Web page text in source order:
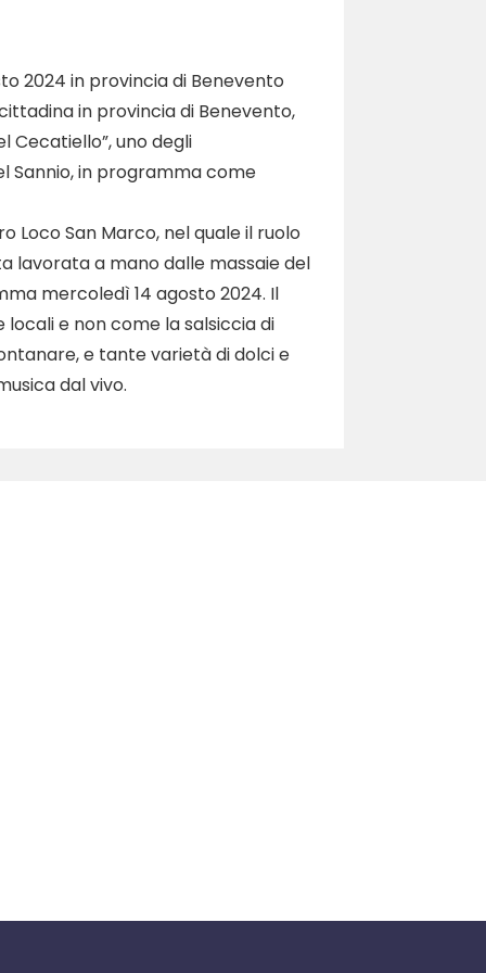
2024 in provincia di Benevento
in provincia di Benevento,
Cecatiello”, uno degli
Sannio, in programma come
Loco San Marco, nel quale il ruolo
lavorata a mano dalle massaie del
mercoledì 14 agosto 2024. Il
e non come la salsiccia di
e tante varietà di dolci e
dal vivo.